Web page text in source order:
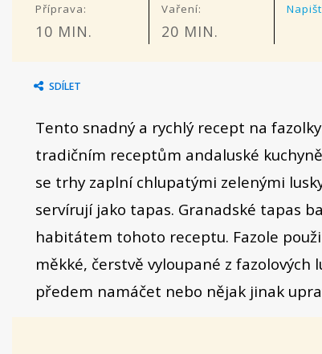
Příprava:
10 MIN.
Vaření:
20 MIN.
SDÍLET
Tento snadný a rychlý recept na
tradičním receptům andaluské
se trhy zaplní chlupatými zelenými
servírují jako tapas. Granadské tapas
habitátem tohoto receptu. Fazole
měkké, čerstvě vyloupané z
předem namáčet nebo nějak jinak